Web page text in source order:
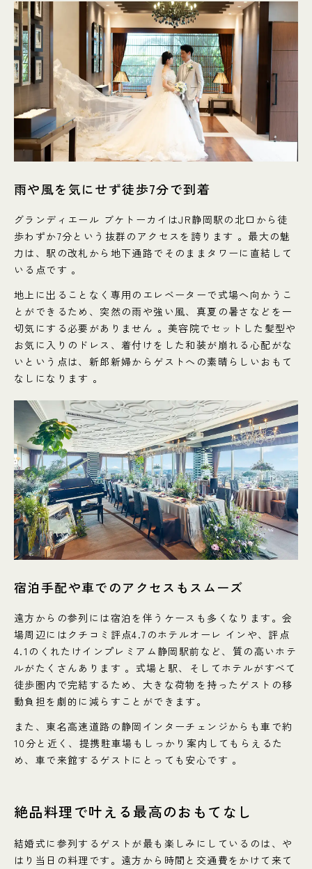
雨や風を気にせず徒歩7分で到着
グランディエール ブケトーカイはJR静岡駅の北口から徒
歩わずか7分という抜群のアクセスを誇ります 。最大の魅
力は、駅の改札から地下通路でそのままタワーに直結して
いる点です 。
地上に出ることなく専用のエレベーターで式場へ向かうこ
とができるため、突然の雨や強い風、真夏の暑さなどを一
切気にする必要がありません 。美容院でセットした髪型や
お気に入りのドレス、着付けをした和装が崩れる心配がな
いという点は、新郎新婦からゲストへの素晴らしいおもて
なしになります 。
宿泊手配や車でのアクセスもスムーズ
遠方からの参列には宿泊を伴うケースも多くなります。会
場周辺にはクチコミ評点4.7のホテルオーレ インや、評点
4.1のくれたけインプレミアム静岡駅前など、質の高いホテ
ルがたくさんあります 。式場と駅、そしてホテルがすべて
徒歩圏内で完結するため、大きな荷物を持ったゲストの移
動負担を劇的に減らすことができます。
また、東名高速道路の静岡インターチェンジからも車で約
10分と近く、提携駐車場もしっかり案内してもらえるた
め、車で来館するゲストにとっても安心です 。
絶品料理で叶える最高のおもてなし
結婚式に参列するゲストが最も楽しみにしているのは、や
はり当日の料理です。遠方から時間と交通費をかけて来て